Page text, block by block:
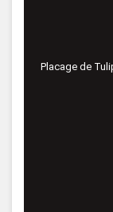
Placage de